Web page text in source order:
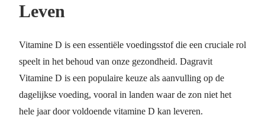
Leven
Vitamine D is een essentiële voedingsstof die een cruciale rol
speelt in het behoud van onze gezondheid. Dagravit
Vitamine D is een populaire keuze als aanvulling op de
dagelijkse voeding, vooral in landen waar de zon niet het
hele jaar door voldoende vitamine D kan leveren.